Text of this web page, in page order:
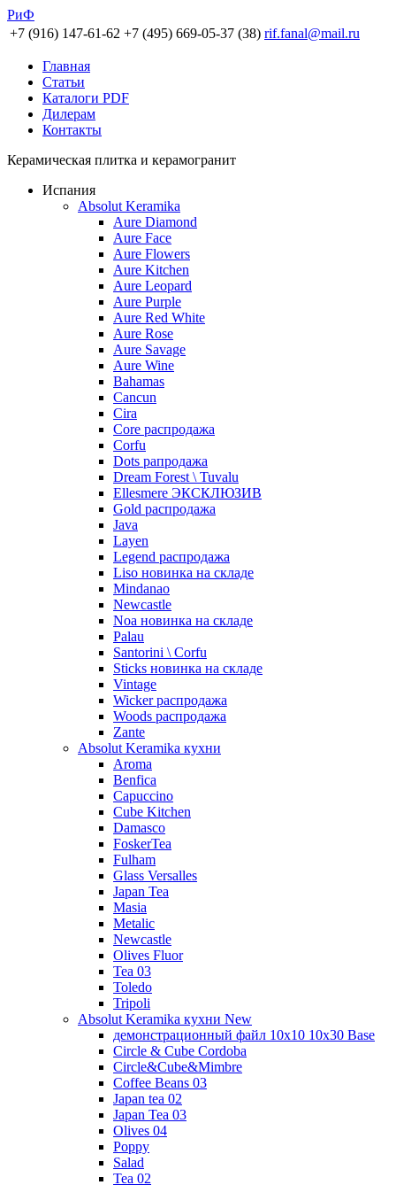
РиФ
+7 (916) 147-61-62 +7 (495) 669-05-37 (38) rif.fanal@mail.ru
Главная
Статьи
Каталоги PDF
Дилерам
Контакты
Керамическая плитка и керамогранит
Испания
Absolut Keramika
Aure Diamond
Aure Face
Aure Flowers
Aure Kitchen
Aure Leopard
Aure Purple
Aure Red White
Aure Rose
Aure Savage
Aure Wine
Bahamas
Cancun
Cira
Core распродажа
Corfu
Dots рапродажа
Dream Forest \ Tuvalu
Ellesmere ЭКСКЛЮЗИВ
Gold распродажа
Java
Layen
Legend распродажа
Liso новинка на складе
Mindanao
Newcastle
Noa новинка на складе
Palau
Santorini \ Corfu
Sticks новинка на складе
Vintage
Wicker распродажа
Woods распродажа
Zante
Absolut Keramika кухни
Aroma
Benfica
Capuccino
Cube Kitchen
Damasco
FoskerTea
Fulham
Glass Versalles
Japan Tea
Masia
Metalic
Newcastle
Olives Fluor
Tea 03
Toledo
Tripoli
Absolut Keramika кухни New
демонстрационный файл 10x10 10x30 Base
Circle & Cube Cordoba
Circle&Cube&Mimbre
Coffee Beans 03
Japan tea 02
Japan Tea 03
Olives 04
Poppy
Salad
Tea 02